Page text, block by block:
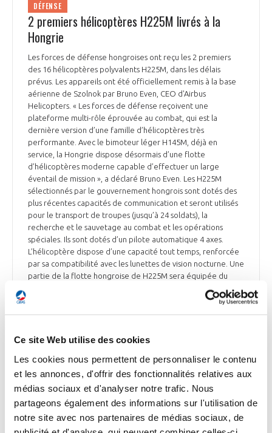
Ce site Web utilise des cookies
Les cookies nous permettent de personnaliser le contenu
et les annonces, d'offrir des fonctionnalités relatives aux
médias sociaux et d'analyser notre trafic. Nous
partageons également des informations sur l'utilisation de
notre site avec nos partenaires de médias sociaux, de
DÉFENSE
2 premiers hélicoptères H225M livrés à la
Hongrie
Les forces de défense hongroises ont reçu les 2 premiers
des 16 hélicoptères polyvalents H225M, dans les délais
prévus. Les appareils ont été officiellement remis à la base
aérienne de Szolnok par Bruno Even, CEO d'Airbus
Helicopters. « Les forces de défense reçoivent une
plateforme multi-rôle éprouvée au combat, qui est la
dernière version d’une famille d’hélicoptères très
performante. Avec le bimoteur léger H145M, déjà en
service, la Hongrie dispose désormais d’une flotte
d’hélicoptères moderne capable d’effectuer un large
éventail de mission », a déclaré Bruno Even. Les H225M
sélectionnés par le gouvernement hongrois sont dotés des
plus récentes capacités de communication et seront utilisés
pour le transport de troupes (jusqu’à 24 soldats), la
recherche et le sauvetage au combat et les opérations
spéciales. Ils sont dotés d’un pilote automatique 4 axes.
L’hélicoptère dispose d’une capacité tout temps, renforcée
par sa compatibilité avec les lunettes de vision nocturne. Une
partie de la flotte hongroise de H225M sera équipée du
système de gestion des armes HForce, ce qui ajoutera des
capacités d’appui aérien et renforcera la communalité avec
DÉFENSE
Airbus propose l’A400M « Atlas » en Inde